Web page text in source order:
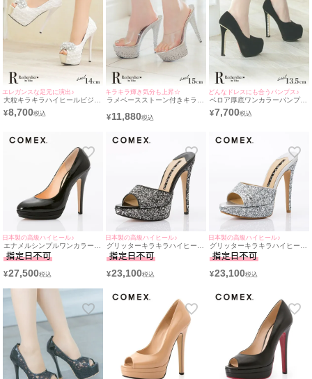
エレガンスな足元に演出♪
大粒キラキラハイヒールビジュ
ーホワイトレースオープントゥ
ワンカラーパンプス(ホワイト)
¥8,700
キラキラ輝き気分も上昇☆
ラメベースストーン付きキラキ
(シルバー) (15cmヒール)
¥11,880
どんなドレスにも合うパンプス♪
ベロア厚底ワンカラーパンプス
(ブラック) (13.5cmヒール)
¥7,700
日本製の高級ハイヒール♪
エナメルシンプルワンカラーパ
ンプス (ブラック) (12.0cm～
13cmヒール)
¥27,500
日本製の高級ハイヒール♪
グリッターキラキラハイヒール
サンダル (ブラック) (13cmヒー
ル)
¥23,100
日本製の高級ハイヒール♪
グリッターキラキラハイヒール
サンダル (シルバー) (13cmヒー
ル)
¥23,100